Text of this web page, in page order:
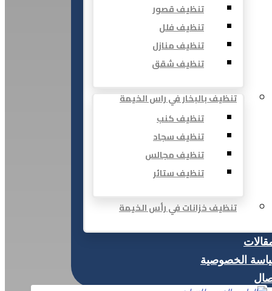
تنظيف قصور
تنظيف فلل
تنظيف منازل
تنظيف شقق
تنظيف بالبخار في راس الخيمة
تنظيف كنب
تنظيف سجاد
تنظيف مجالس
تنظيف ستائر
تنظيف خزانات في رأس الخيمة
الخصوصية